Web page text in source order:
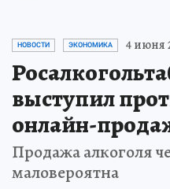
НОВОСТИ ЭКОНОМИКА 4 июня
выступил
онлайн-
Продажа алкоголя
маловероятна